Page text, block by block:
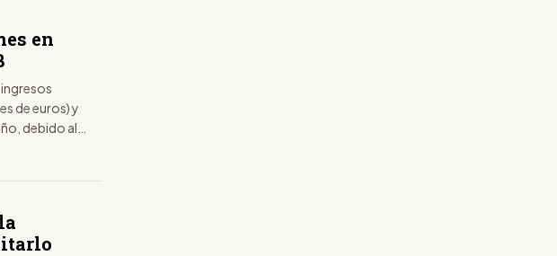
en
de euros) y
debido al